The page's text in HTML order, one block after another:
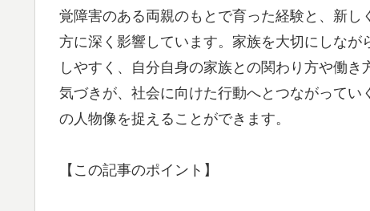
覚障害のある両親のもとで育った経験と、新
方に深く影響しています。家族を大切にしな
しやすく、自分自身の家族との関わり方や働
気づきが、社会に向けた行動へとつながって
の人物像を捉えることができます。
【この記事のポイント】